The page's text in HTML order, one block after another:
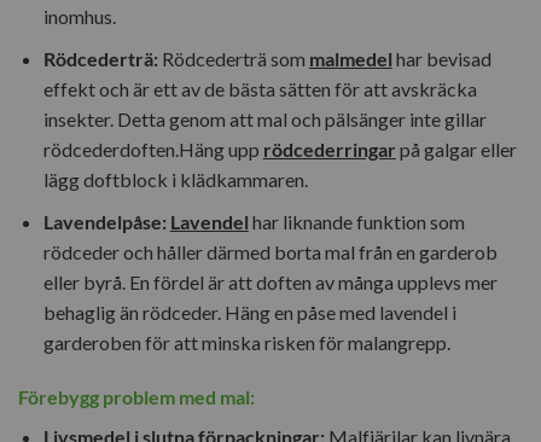
inomhus.
Rödcederträ: Rödcederträ som malmedel har bevisad
effekt och är ett av de bästa sätten för att avskräcka
insekter. Detta genom att mal och pälsänger inte gillar
rödcederdoften.Häng upp rödcederringar på galgar eller
lägg doftblock i klädkammaren.
Lavendelpåse: Lavendel har liknande funktion som
rödceder och håller därmed borta mal från en garderob
eller byrå. En fördel är att doften av många upplevs mer
behaglig än rödceder. Häng en påse med lavendel i
garderoben för att minska risken för malangrepp.
Förebygg problem med mal:
Livsmedel i slutna förpackningar: Malfjärilar kan livnära